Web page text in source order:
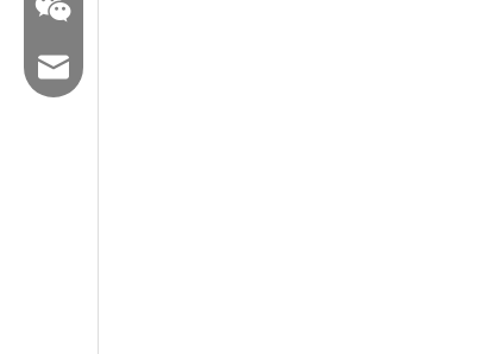
ایمیل: hl@hualian.biz